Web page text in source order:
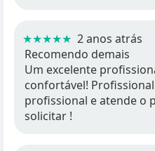
★★★★★ 2 anos atrás
Recomendo demais
Um excelente
confortável!
profissional e atende o
solicitar !